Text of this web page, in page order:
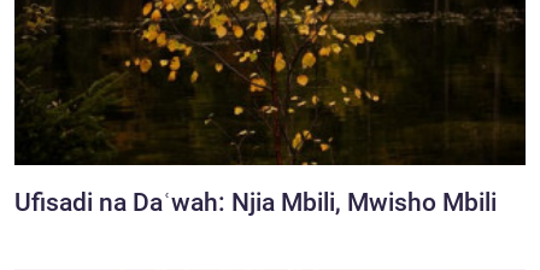
Ufisadi na Daʿwah: Njia Mbili, Mwisho Mbili